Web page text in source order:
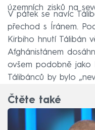
územních zisků na
V pátek se navíc
přechod s Íránem.
Kirbiho hnutí Tálibán
Afghánistánem
ovšem podobně jako
Tálibánců by bylo
Čtěte také